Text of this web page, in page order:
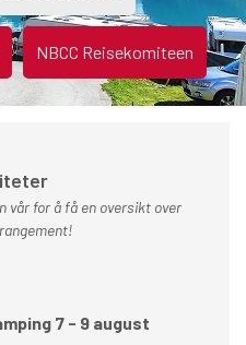
NBCC Reisekomiteen
vår for å få en oversikt over
7 - 9 august